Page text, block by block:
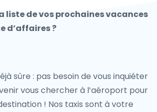
liste de vos prochaines vacances
d’affaires ?
sûre : pas besoin de vous inquiéter
vous chercher à l’aéroport pour
! Nos taxis sont à votre